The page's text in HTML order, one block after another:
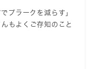
プラークを減らす」
もよくご存知のこと